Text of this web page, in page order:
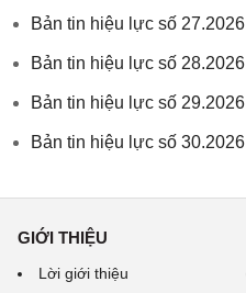
Bản tin hiệu lực số 27.2026
Bản tin hiệu lực số 28.2026
Bản tin hiệu lực số 29.2026
Bản tin hiệu lực số 30.2026
GIỚI THIỆU
Lời giới thiệu